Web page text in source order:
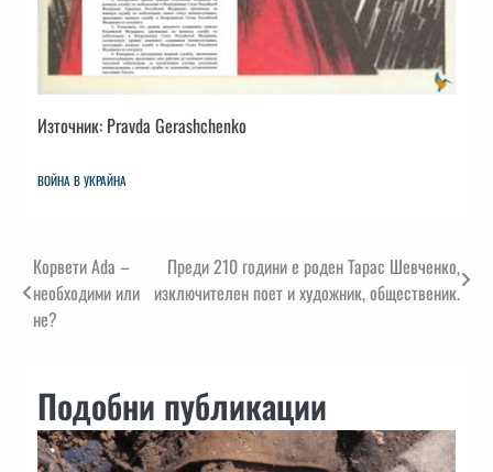
Източник: Pravda Gerashchenko
ВОЙНА В УКРАЙНА
Навигация
Корвети Ada –
необходими или
не?
Преди 210 години е роден Тарас Шевченко,
изключителен поет и художник, общественик.
Подобни публикации